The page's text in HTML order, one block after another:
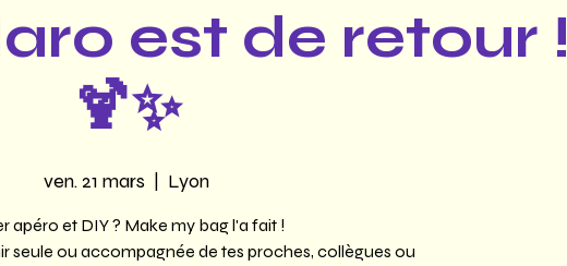
est de retour !
🍹✨
ven. 21 mars Lyon
apéro et DIY ? Make my bag l'a fait !
seule ou accompagnée de tes proches, collègues ou